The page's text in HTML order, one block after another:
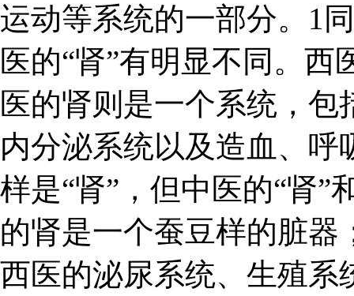
运动等系统的一部分。1
医的“肾”有明显不同。
医的肾则是一个系统，
内分泌系统以及造血、呼
样是“肾”，但中医的“肾”
的肾是一个蚕豆样的脏
西医的泌尿系统、生殖系